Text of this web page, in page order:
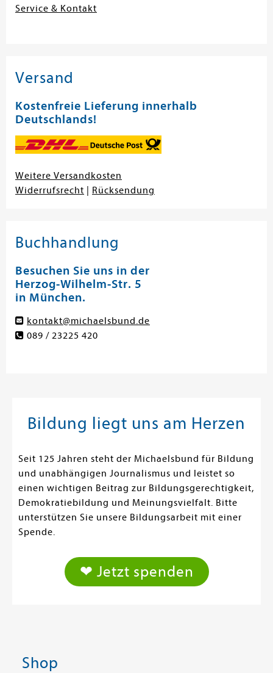
Service & Kontakt
Versand
Kostenfreie Lieferung innerhalb
Deutschlands!
Weitere Versandkosten
Widerrufsrecht
Rücksendung
Buchhandlung
Besuchen Sie uns in der
Herzog-Wilhelm-Str. 5
in München.
kontakt@michaelsbund.de
089 / 23225 420
Bildung liegt uns am Herzen
Seit 125 Jahren steht der Michaelsbund für Bildung
und unabhängigen Journalismus und leistet so
einen wichtigen Beitrag zur Bildungsgerechtigkeit,
Demokratiebildung und Meinungsvielfalt. Bitte
unterstützen Sie unsere Bildungsarbeit mit einer
Spende.
❤ Jetzt spenden
Shop